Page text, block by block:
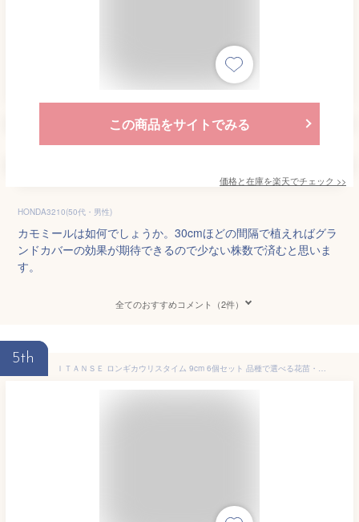
この商品をサイトでみる
価格と在庫を楽天でチェック >>
HONDA3210(50代・男性)
カモミールは如何でしょうか。30cmほどの間隔で植えればグラ
ンドカバーの効果が期待できるので少ない株数で済むと思いま
す。
全てのおすすめコメント（2件）
5th
ＩＴＡＮＳＥ ロンギカウリスタイム 9cm 6個セット 品種で選べる花苗・ハーブ・グランドカバー 学名 Thymus longicaulis/シソ科イブキジャコウソウ属 耐寒性常緑多年草/別名 タイム・ロンギカウリス クリーピングタイム